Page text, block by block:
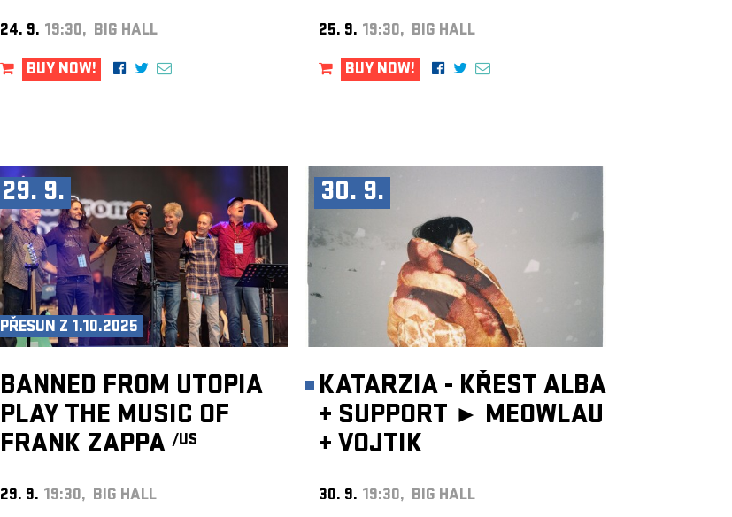
24. 9. 19:30, BIG HALL
BUY NOW!
25. 9. 19:30, BIG HALL
BUY NOW!
29. 9.
PŘESUN Z 1.10.2025
BANNED FROM UTOPIA
PLAY THE MUSIC OF
FRANK ZAPPA /US
29. 9. 19:30, BIG HALL
30. 9.
KATARZIA - KŘEST ALBA
+ SUPPORT ► MEOWLAU
+ VOJTIK
30. 9. 19:30, BIG HALL